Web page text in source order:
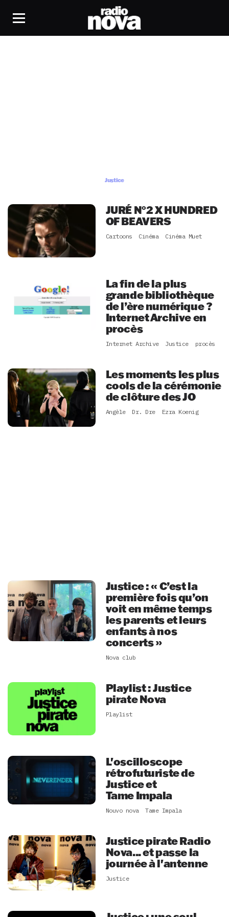
Justice
JURÉ N°2 X HUNDRED
OF BEAVERS
Cartoons Cinéma Cinéma Muet
La fin de la plus
grande bibliothèque
de l’ère numérique ?
Internet Archive en
procès
Internet Archive Justice procès
Les moments les plus
cools de la cérémonie
de clôture des JO
Angèle Dr. Dre Ezra Koenig
Justice : « C’est la
première fois qu’on
voit en même temps
les parents et leurs
enfants à nos
concerts »
Nova club
Playlist : Justice
pirate Nova
Playlist
L'oscilloscope
rétrofuturiste de
Justice et
Tame Impala
Nouvo nova Tame Impala
Justice pirate Radio
Nova... et passe la
journée à l'antenne
Justice